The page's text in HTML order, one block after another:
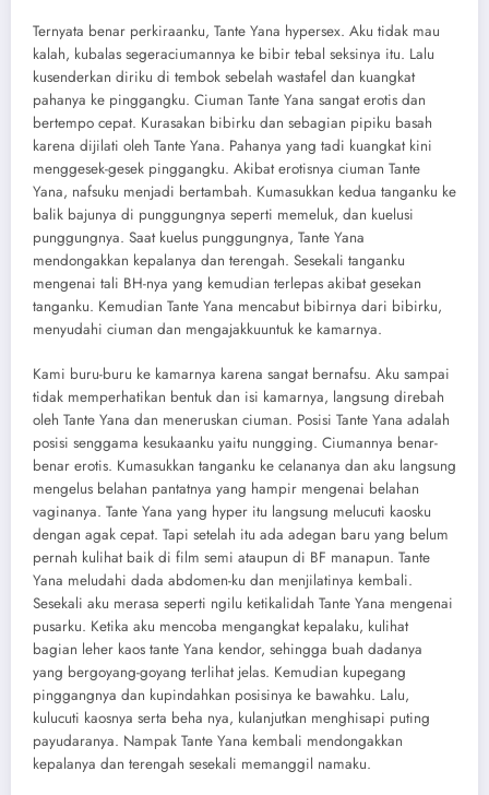
Ternyata benar perkiraanku, Tante Yana hypersex. Aku tidak mau
kalah, kubalas segeraciumannya ke bibir tebal seksinya itu. Lalu
kusenderkan diriku di tembok sebelah wastafel dan kuangkat
pahanya ke pinggangku. Ciuman Tante Yana sangat erotis dan
bertempo cepat. Kurasakan bibirku dan sebagian pipiku basah
karena dijilati oleh Tante Yana. Pahanya yang tadi kuangkat kini
menggesek-gesek pinggangku. Akibat erotisnya ciuman Tante
Yana, nafsuku menjadi bertambah. Kumasukkan kedua tanganku ke
balik bajunya di punggungnya seperti memeluk, dan kuelusi
punggungnya. Saat kuelus punggungnya, Tante Yana
mendongakkan kepalanya dan terengah. Sesekali tanganku
mengenai tali BH-nya yang kemudian terlepas akibat gesekan
tanganku. Kemudian Tante Yana mencabut bibirnya dari bibirku,
menyudahi ciuman dan mengajakkuuntuk ke kamarnya.
Kami buru-buru ke kamarnya karena sangat bernafsu. Aku sampai
tidak memperhatikan bentuk dan isi kamarnya, langsung direbah
oleh Tante Yana dan meneruskan ciuman. Posisi Tante Yana adalah
posisi senggama kesukaanku yaitu nungging. Ciumannya benar-
benar erotis. Kumasukkan tanganku ke celananya dan aku langsung
mengelus belahan pantatnya yang hampir mengenai belahan
vaginanya. Tante Yana yang hyper itu langsung melucuti kaosku
dengan agak cepat. Tapi setelah itu ada adegan baru yang belum
pernah kulihat baik di film semi ataupun di BF manapun. Tante
Yana meludahi dada abdomen-ku dan menjilatinya kembali.
Sesekali aku merasa seperti ngilu ketikalidah Tante Yana mengenai
pusarku. Ketika aku mencoba mengangkat kepalaku, kulihat
bagian leher kaos tante Yana kendor, sehingga buah dadanya
yang bergoyang-goyang terlihat jelas. Kemudian kupegang
pinggangnya dan kupindahkan posisinya ke bawahku. Lalu,
kulucuti kaosnya serta beha nya, kulanjutkan menghisapi puting
payudaranya. Nampak Tante Yana kembali mendongakkan
kepalanya dan terengah sesekali memanggil namaku.